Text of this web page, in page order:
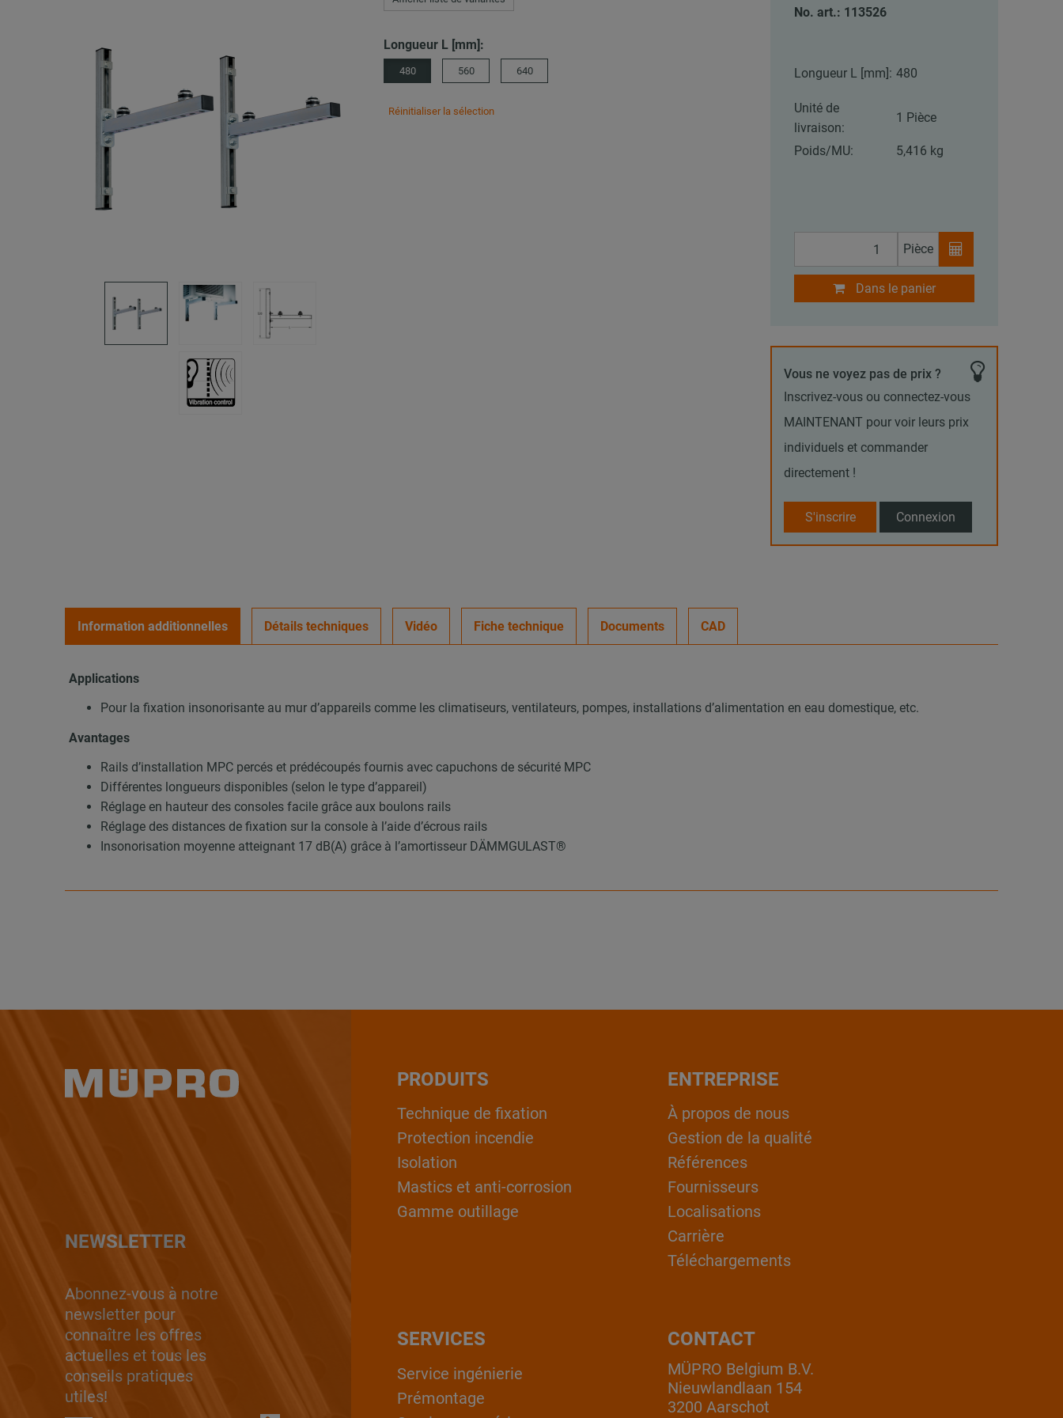
Longueur L [mm]:
480 560 640
Réinitialiser la sélection
No. art.: 113526
Longueur L [mm]: 480
Unité de
livraison:
1 Pièce
Poids/MU: 5,416 kg
Pièce
Dans le panier
Vous ne voyez pas de prix ?
Inscrivez-vous ou connectez-vous
MAINTENANT pour voir leurs prix
individuels et commander
directement !
S'inscrire Connexion
Information additionnelles Détails techniques Vidéo Fiche technique Documents CAD
Applications
Pour la fixation insonorisante au mur d’appareils comme les climatiseurs, ventilateurs, pompes, installations d’alimentation en eau domestique, etc.
Avantages
Rails d’installation MPC percés et prédécoupés fournis avec capuchons de sécurité MPC
Différentes longueurs disponibles (selon le type d’appareil)
Réglage en hauteur des consoles facile grâce aux boulons rails
Réglage des distances de fixation sur la console à l’aide d’écrous rails
Insonorisation moyenne atteignant 17 dB(A) grâce à l’amortisseur DÄMMGULAST®
NEWSLETTER
Abonnez-vous à notre
newsletter pour
connaître les offres
actuelles et tous les
conseils pratiques
utiles!
PRODUITS
Technique de fixation
Protection incendie
Isolation
Mastics et anti-corrosion
Gamme outillage
ENTREPRISE
À propos de nous
Gestion de la qualité
Références
Fournisseurs
Localisations
Carrière
Téléchargements
CONTACT
MÜPRO Belgium B.V.
Nieuwlandlaan 154
3200 Aarschot
SERVICES
Service ingénierie
Prémontage